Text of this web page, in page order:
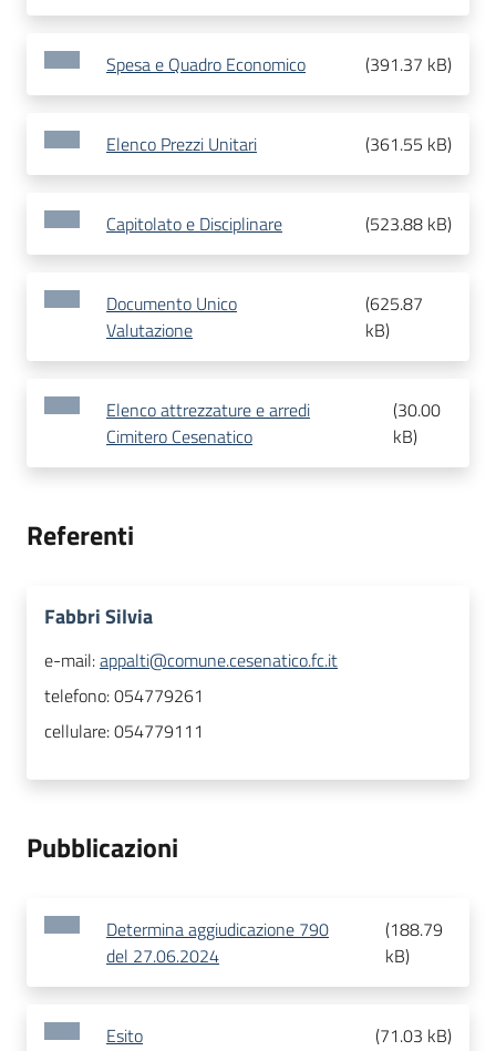
Spesa e Quadro Economico (391.37 kB)
Elenco Prezzi Unitari (361.55 kB)
Capitolato e Disciplinare (523.88 kB)
Documento Unico
Valutazione
(625.87
kB)
Elenco attrezzature e arredi
Cimitero Cesenatico
(30.00
kB)
Referenti
Fabbri Silvia
e-mail:appalti@comune.cesenatico.fc.it
telefono:054779261
cellulare:054779111
Pubblicazioni
Determina aggiudicazione 790
del 27.06.2024
(188.79
kB)
Esito (71.03 kB)